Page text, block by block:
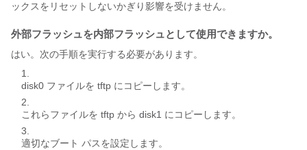
ックスをリセットしないかぎり影響を受けません。
外部フラッシュを内部フラッシュとして使用できますか。
はい。次の手順を実行する必要があります。
disk0 ファイルを tftp にコピーします。
これらファイルを tftp から disk1 にコピーします。
適切なブート パスを設定します。